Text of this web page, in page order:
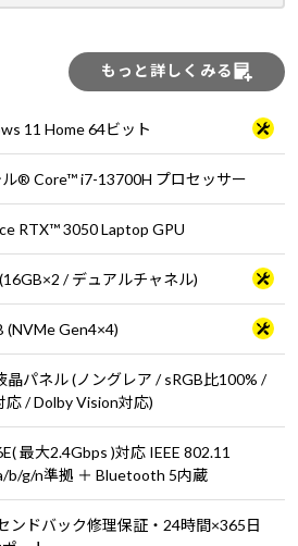
もっと詳しくみる
11 Home 64ビット
® Core™ i7-13700H プロセッサー
RTX™ 3050 Laptop GPU
/ デュアルチャネル)
(NVMe Gen4×4)
晶パネル (ノングレア / sRGB比100% /
応 / Dolby Vision対応)
最大2.4Gbps )対応 IEEE 802.11
b/g/n準拠 ＋ Bluetooth 5内蔵
ンドバック修理保証・24時間×365日